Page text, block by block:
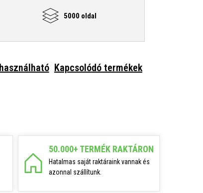
5000 oldal
Kapcsolódó termékek
50.000+ TERMÉK RAKTÁRON
Hatalmas saját raktáraink vannak és
azonnal szállítunk.